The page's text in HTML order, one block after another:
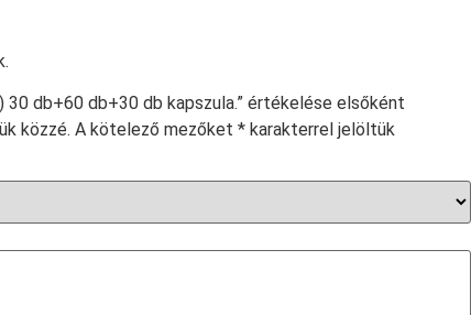
30 db+60 db+30 db kapszula.” értékelése elsőként
közzé. A kötelező mezőket * karakterrel jelöltük